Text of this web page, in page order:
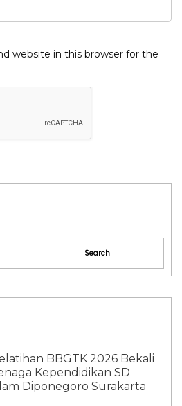
website in this browser for the
BBGTK 2026 Bekali
Kependidikan SD
Diponegoro Surakarta